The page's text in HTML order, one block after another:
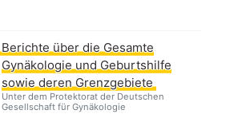
Berichte über die Gesamte
Gynäkologie und Geburtshilfe
sowie deren Grenzgebiete
Unter dem Protektorat der Deutschen
Gesellschaft für Gynäkologie